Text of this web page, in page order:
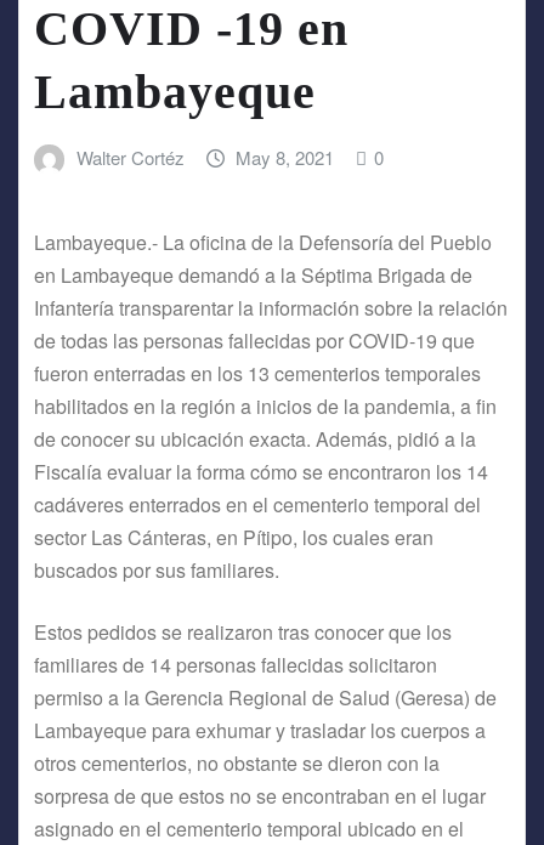
COVID -19 en
Lambayeque
Walter Cortéz May 8, 2021 0
Lambayeque.- La oficina de la Defensoría del Pueblo
en Lambayeque demandó a la Séptima Brigada de
Infantería transparentar la información sobre la relación
de todas las personas fallecidas por COVID-19 que
fueron enterradas en los 13 cementerios temporales
habilitados en la región a inicios de la pandemia, a fin
de conocer su ubicación exacta. Además, pidió a la
Fiscalía evaluar la forma cómo se encontraron los 14
cadáveres enterrados en el cementerio temporal del
sector Las Cánteras, en Pítipo, los cuales eran
buscados por sus familiares.
Estos pedidos se realizaron tras conocer que los
familiares de 14 personas fallecidas solicitaron
permiso a la Gerencia Regional de Salud (Geresa) de
Lambayeque para exhumar y trasladar los cuerpos a
otros cementerios, no obstante se dieron con la
sorpresa de que estos no se encontraban en el lugar
asignado en el cementerio temporal ubicado en el